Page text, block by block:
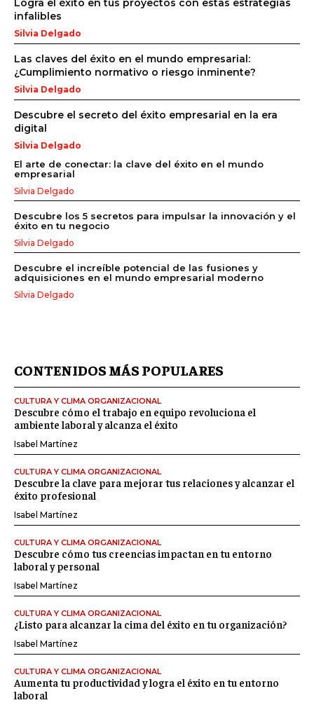
Logra el éxito en tus proyectos con estas estrategias
infalibles
Silvia Delgado
Las claves del éxito en el mundo empresarial:
¿Cumplimiento normativo o riesgo inminente?
Silvia Delgado
Descubre el secreto del éxito empresarial en la era
digital
Silvia Delgado
El arte de conectar: la clave del éxito en el mundo
empresarial
Silvia Delgado
Descubre los 5 secretos para impulsar la innovación y el
éxito en tu negocio
Silvia Delgado
Descubre el increíble potencial de las fusiones y
adquisiciones en el mundo empresarial moderno
Silvia Delgado
CONTENIDOS MÁS POPULARES
CULTURA Y CLIMA ORGANIZACIONAL
Descubre cómo el trabajo en equipo revoluciona el
ambiente laboral y alcanza el éxito
Isabel Martínez
CULTURA Y CLIMA ORGANIZACIONAL
Descubre la clave para mejorar tus relaciones y alcanzar el
éxito profesional
Isabel Martínez
CULTURA Y CLIMA ORGANIZACIONAL
Descubre cómo tus creencias impactan en tu entorno
laboral y personal
Isabel Martínez
CULTURA Y CLIMA ORGANIZACIONAL
¿Listo para alcanzar la cima del éxito en tu organización?
Isabel Martínez
CULTURA Y CLIMA ORGANIZACIONAL
Aumenta tu productividad y logra el éxito en tu entorno
laboral